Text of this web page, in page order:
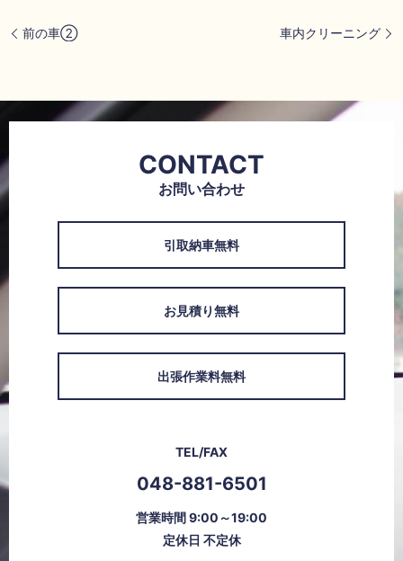
前の車② 車内クリーニング
CONTACT
お問い合わせ
引取納車無料
お見積り無料
出張作業料無料
TEL/FAX
048-881-6501
営業時間 9:00～19:00
定休日 不定休